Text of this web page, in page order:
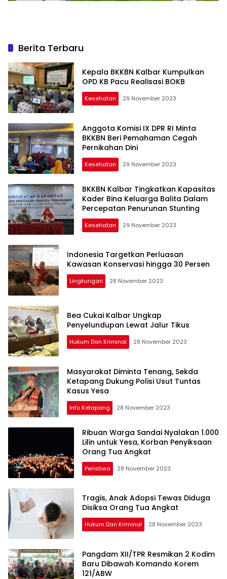
Berita Terbaru
Kepala BKKBN Kalbar Kumpulkan
OPD KB Pacu Realisasi BOKB
Kesehatan 29 November 2023
Anggota Komisi IX DPR RI Minta
BKKBN Beri Pemahaman Cegah
Pernikahan Dini
Kesehatan 29 November 2023
BKKBN Kalbar Tingkatkan Kapasitas
Kader Bina Keluarga Balita Dalam
Percepatan Penurunan Stunting
Kesehatan 29 November 2023
aksaraloka.com
Indonesia Targetkan Perluasan
Kawasan Konservasi hingga 30 Persen
Lingkungan 28 November 2023
Bea Cukai Kalbar Ungkap
Penyelundupan Lewat Jalur Tikus
Hukum Dan Kriminal 28 November 2023
Masyarakat Diminta Tenang, Sekda
Ketapang Dukung Polisi Usut Tuntas
Kasus Yesa
Info Ketapang 28 November 2023
Ribuan Warga Sandai Nyalakan 1.000
Lilin untuk Yesa, Korban Penyiksaan
Orang Tua Angkat
Peristiwa 28 November 2023
Tragis, Anak Adopsi Tewas Diduga
Disiksa Orang Tua Angkat
Hukum Dan Kriminal 28 November 2023
Pangdam XII/TPR Resmikan 2 Kodim
Baru Dibawah Komando Korem
121/ABW